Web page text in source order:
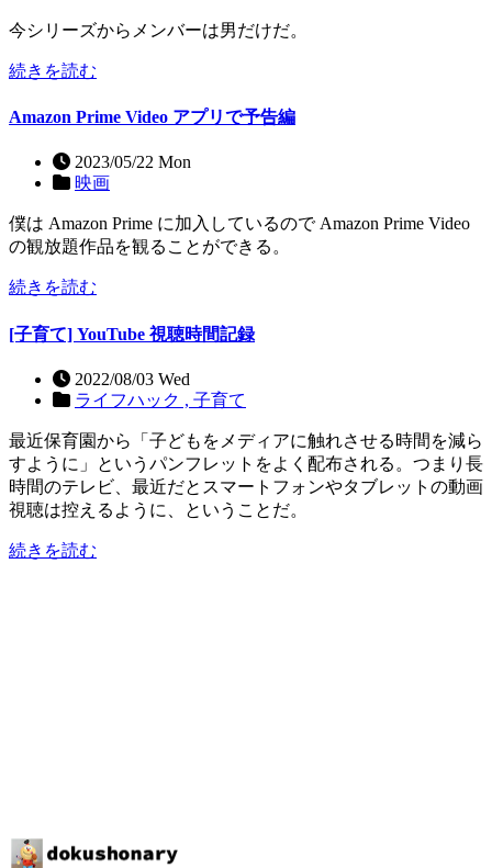
今シリーズからメンバーは男だけだ。
続きを読む
Amazon Prime Video アプリで予告編
2023/05/22 Mon
映画
僕は Amazon Prime に加入しているので Amazon Prime Video
の観放題作品を観ることができる。
続きを読む
[子育て] YouTube 視聴時間記録
2022/08/03 Wed
ライフハック , 子育て
最近保育園から「子どもをメディアに触れさせる時間を減ら
すように」というパンフレットをよく配布される。つまり長
時間のテレビ、最近だとスマートフォンやタブレットの動画
視聴は控えるように、ということだ。
続きを読む